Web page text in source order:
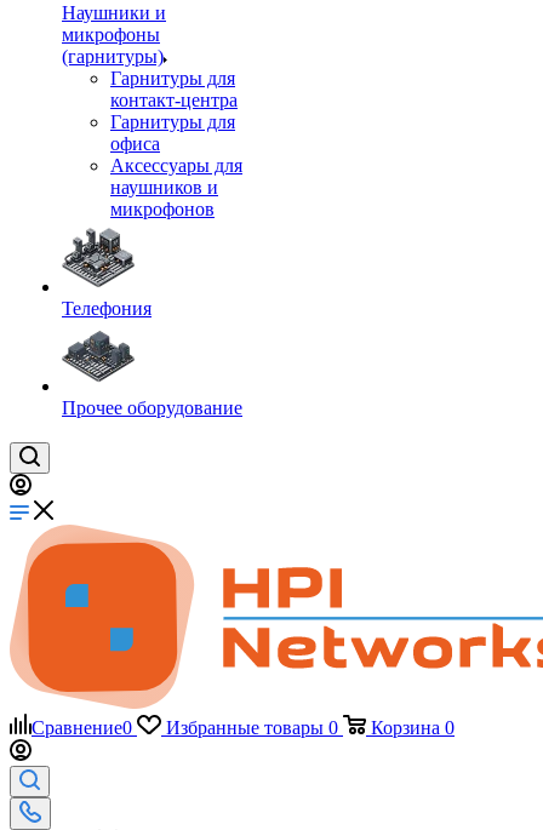
Наушники и
микрофоны
(гарнитуры)
Гарнитуры для
контакт-центра
Гарнитуры для
офиса
Аксессуары для
наушников и
микрофонов
Телефония
Прочее оборудование
Сравнение0 Избранные товары 0 Корзина 0